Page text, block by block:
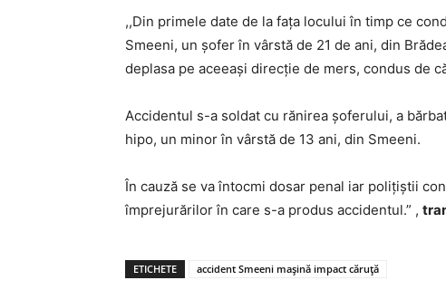
,,Din primele date de la fața locului în timp ce
Smeeni, un șofer în vârstă de 21 de ani, din
deplasa pe aceeași direcție de mers, condus de
Accidentul s-a soldat cu rănirea șoferului, a
hipo, un minor în vârstă de 13 ani, din Smeeni.
În cauză se va întocmi dosar penal iar polițiștii
împrejurărilor în care s-a produs accidentul.” ,
ETICHETE accident Smeeni mașină impact căruță